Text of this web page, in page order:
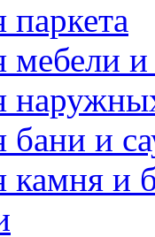
мебели и
бани и
камня и